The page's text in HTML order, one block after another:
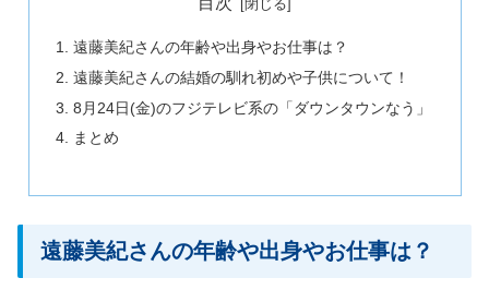
遠藤美紀さんの年齢や出身やお仕事は？
遠藤美紀さんの結婚の馴れ初めや子供について！
8月24日(金)のフジテレビ系の「ダウンタウンなう」
まとめ
遠藤美紀さんの年齢や出身やお仕事は？